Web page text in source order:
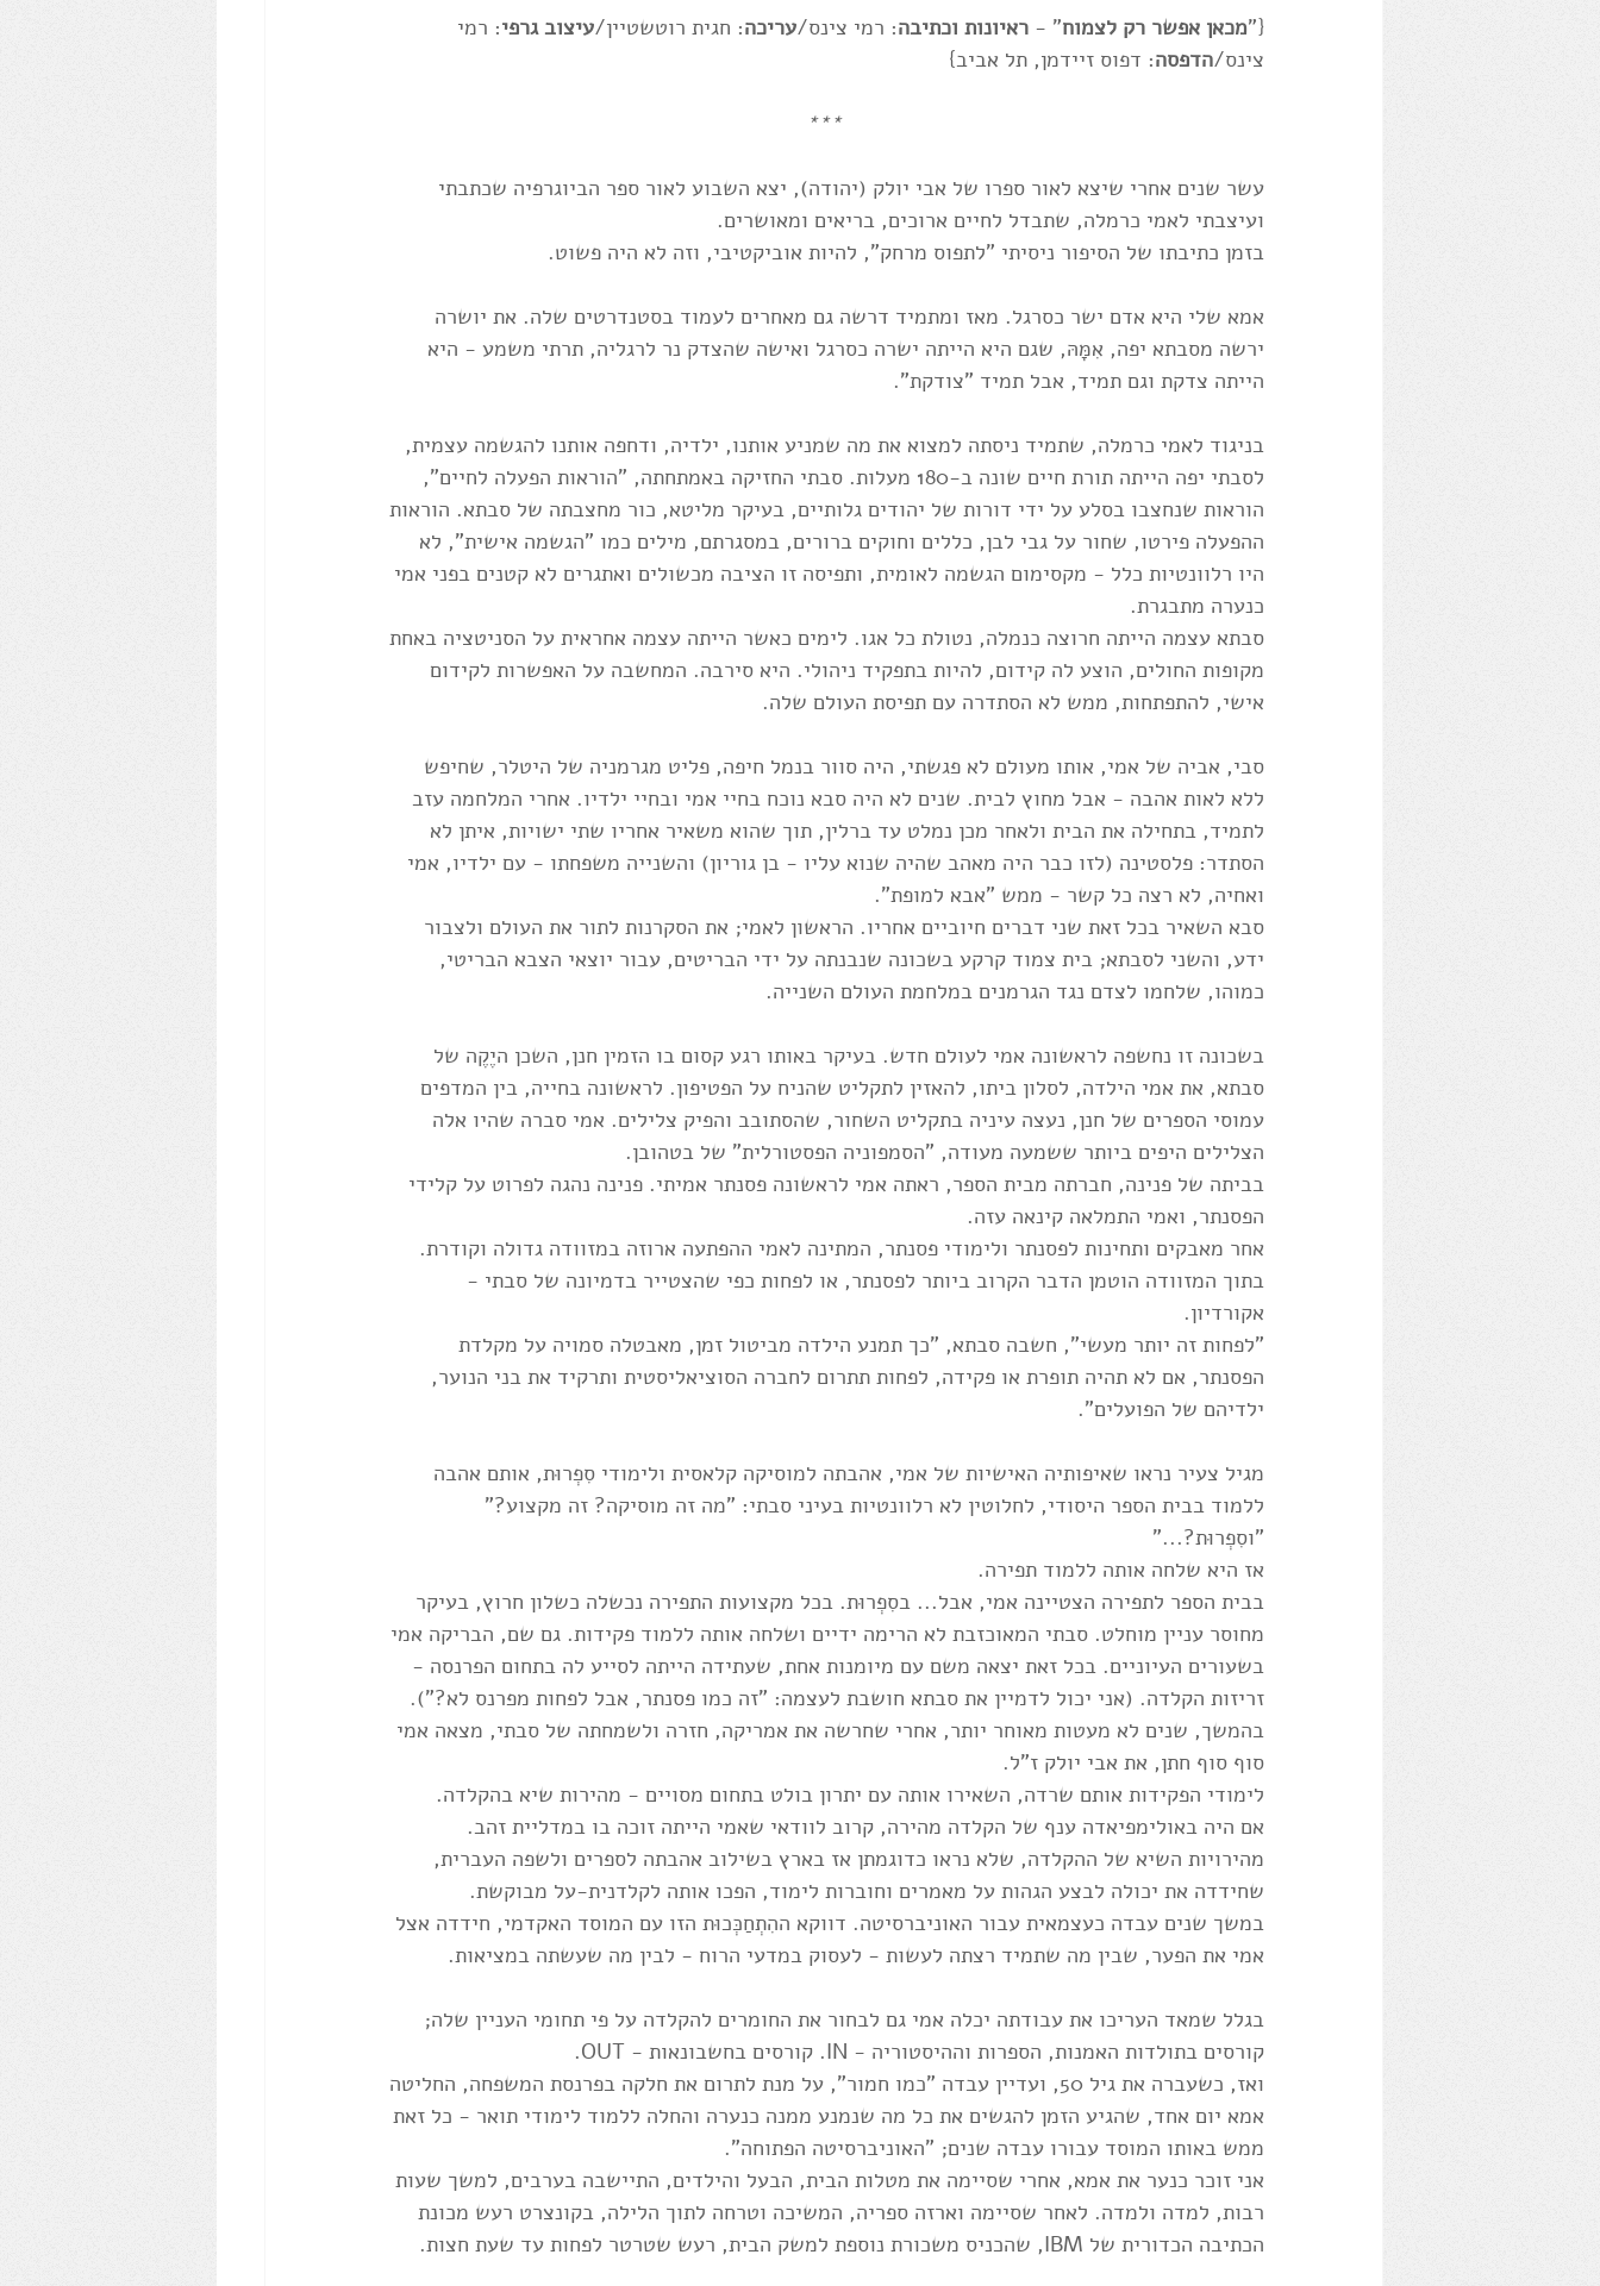
{"מכאן אפשר רק לצמוח" - ראיונות וכתיבה: רמי צינס/עריכה: חגית רוטשטיין/עיצוב גרפי: רמי
צינס/הדפסה: דפוס זיידמן, תל אביב}
***
עשר שנים אחרי שיצא לאור ספרו של אבי יולק (יהודה), יצא השבוע לאור ספר הביוגרפיה שכתבתי
ועיצבתי לאמי כרמלה, שתבדל לחיים ארוכים, בריאים ומאושרים.
בזמן כתיבתו של הסיפור ניסיתי "לתפוס מרחק", להיות אוביקטיבי, וזה לא היה פשוט.
אמא שלי היא אדם ישר כסרגל. מאז ומתמיד דרשה גם מאחרים לעמוד בסטנדרטים שלה. את יושרה
ירשה מסבתא יפה, אִמָּהּ, שגם היא הייתה ישרה כסרגל ואישה שהצדק נר לרגליה, תרתי משמע - היא
הייתה צדקת וגם תמיד, אבל תמיד "צודקת".
בניגוד לאמי כרמלה, שתמיד ניסתה למצוא את מה שמניע אותנו, ילדיה, ודחפה אותנו להגשמה עצמית,
לסבתי יפה הייתה תורת חיים שונה ב-180 מעלות. סבתי החזיקה באמתחתה, "הוראות הפעלה לחיים",
הוראות שנחצבו בסלע על ידי דורות של יהודים גלותיים, בעיקר מליטא, כור מחצבתה של סבתא. הוראות
ההפעלה פירטו, שחור על גבי לבן, כללים וחוקים ברורים, במסגרתם, מילים כמו "הגשמה אישית", לא
היו רלוונטיות כלל - מקסימום הגשמה לאומית, ותפיסה זו הציבה מכשולים ואתגרים לא קטנים בפני אמי
כנערה מתבגרת.
סבתא עצמה הייתה חרוצה כנמלה, נטולת כל אגו. לימים כאשר הייתה עצמה אחראית על הסניטציה באחת
מקופות החולים, הוצע לה קידום, להיות בתפקיד ניהולי. היא סירבה. המחשבה על האפשרות לקידום
אישי, להתפתחות, ממש לא הסתדרה עם תפיסת העולם שלה.
סבי, אביה של אמי, אותו מעולם לא פגשתי, היה סוור בנמל חיפה, פליט מגרמניה של היטלר, שחיפש
ללא לאות אהבה - אבל מחוץ לבית. שנים לא היה סבא נוכח בחיי אמי ובחיי ילדיו. אחרי המלחמה עזב
לתמיד, בתחילה את הבית ולאחר מכן נמלט עד ברלין, תוך שהוא משאיר אחריו שתי ישויות, איתן לא
הסתדר: פלסטינה (לזו כבר היה מאהב שהיה שנוא עליו - בן גוריון) והשנייה משפחתו - עם ילדיו, אמי
ואחיה, לא רצה כל קשר - ממש "אבא למופת".
סבא השאיר בכל זאת שני דברים חיוביים אחריו. הראשון לאמי; את הסקרנות לתור את העולם ולצבור
ידע, והשני לסבתא; בית צמוד קרקע בשכונה שנבנתה על ידי הבריטים, עבור יוצאי הצבא הבריטי,
כמוהו, שלחמו לצדם נגד הגרמנים במלחמת העולם השנייה.
בשכונה זו נחשפה לראשונה אמי לעולם חדש. בעיקר באותו רגע קסום בו הזמין חנן, השכן היֶקֶה של
סבתא, את אמי הילדה, לסלון ביתו, להאזין לתקליט שהניח על הפטיפון. לראשונה בחייה, בין המדפים
עמוסי הספרים של חנן, נעצה עיניה בתקליט השחור, שהסתובב והפיק צלילים. אמי סברה שהיו אלה
הצלילים היפים ביותר ששמעה מעודה, "הסמפוניה הפסטורלית" של בטהובן.
בביתה של פנינה, חברתה מבית הספר, ראתה אמי לראשונה פסנתר אמיתי. פנינה נהגה לפרוט על קלידי
הפסנתר, ואמי התמלאה קינאה עזה.
אחר מאבקים ותחינות לפסנתר ולימודי פסנתר, המתינה לאמי ההפתעה ארוזה במזוודה גדולה וקודרת.
בתוך המזוודה הוטמן הדבר הקרוב ביותר לפסנתר, או לפחות כפי שהצטייר בדמיונה של סבתי -
אקורדיון.
"לפחות זה יותר מעשי", חשבה סבתא, "כך תמנע הילדה מביטול זמן, מאבטלה סמויה על מקלדת
הפסנתר, אם לא תהיה תופרת או פקידה, לפחות תתרום לחברה הסוציאליסטית ותרקיד את בני הנוער,
ילדיהם של הפועלים".
מגיל צעיר נראו שאיפותיה האישיות של אמי, אהבתה למוסיקה קלאסית ולימודי סִפְרוּת, אותם אהבה
ללמוד בבית הספר היסודי, לחלוטין לא רלוונטיות בעיני סבתי: "מה זה מוסיקה? זה מקצוע?"
"וסִפְרוּת?..."
אז היא שלחה אותה ללמוד תפירה.
בבית הספר לתפירה הצטיינה אמי, אבל... בסִפְרוּת. בכל מקצועות התפירה נכשלה כשלון חרוץ, בעיקר
מחוסר עניין מוחלט. סבתי המאוכזבת לא הרימה ידיים ושלחה אותה ללמוד פקידות. גם שם, הבריקה אמי
בשעורים העיוניים. בכל זאת יצאה משם עם מיומנות אחת, שעתידה הייתה לסייע לה בתחום הפרנסה -
זריזות הקלדה. (אני יכול לדמיין את סבתא חושבת לעצמה: "זה כמו פסנתר, אבל לפחות מפרנס לא?").
בהמשך, שנים לא מעטות מאוחר יותר, אחרי שחרשה את אמריקה, חזרה ולשמחתה של סבתי, מצאה אמי
סוף סוף חתן, את אבי יולק ז"ל.
לימודי הפקידות אותם שרדה, השאירו אותה עם יתרון בולט בתחום מסויים - מהירות שיא בהקלדה.
אם היה באולימפיאדה ענף של הקלדה מהירה, קרוב לוודאי שאמי הייתה זוכה בו במדליית זהב.
מהירויות השיא של ההקלדה, שלא נראו כדוגמתן אז בארץ בשילוב אהבתה לספרים ולשפה העברית,
שחידדה את יכולה לבצע הגהות על מאמרים וחוברות לימוד, הפכו אותה לקלדנית-על מבוקשת.
במשך שנים עבדה כעצמאית עבור האוניברסיטה. דווקא ההִתְחַכְּכוּת הזו עם המוסד האקדמי, חידדה אצל
אמי את הפער, שבין מה שתמיד רצתה לעשות - לעסוק במדעי הרוח - לבין מה שעשתה במציאות.
בגלל שמאד העריכו את עבודתה יכלה אמי גם לבחור את החומרים להקלדה על פי תחומי העניין שלה;
קורסים בתולדות האמנות, הספרות וההיסטוריה - IN. קורסים בחשבונאות - OUT.
ואז, כשעברה את גיל 50, ועדיין עבדה "כמו חמור", על מנת לתרום את חלקה בפרנסת המשפחה, החליטה
אמא יום אחד, שהגיע הזמן להגשים את כל מה שנמנע ממנה כנערה והחלה ללמוד לימודי תואר - כל זאת
ממש באותו המוסד עבורו עבדה שנים; "האוניברסיטה הפתוחה".
אני זוכר כנער את אמא, אחרי שסיימה את מטלות הבית, הבעל והילדים, התיישבה בערבים, למשך שעות
רבות, למדה ולמדה. לאחר שסיימה וארזה ספריה, המשיכה וטרחה לתוך הלילה, בקונצרט רעש מכונת
הכתיבה הכדורית של IBM, שהכניס משכורת נוספת למשק הבית, רעש שטרטר לפחות עד שעת חצות.